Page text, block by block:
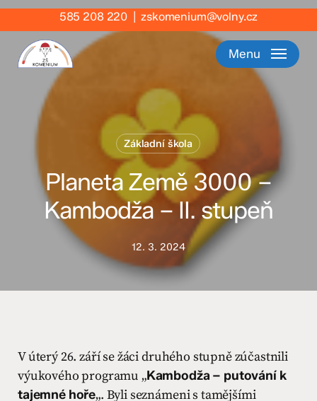
Skip
content
585 208 220 |zskomenium@volny.cz
Menu
Základní škola
Planeta Země 3000 –
Kambodža – II. stupeň
12. 3. 2024
V úterý 26. září se žáci druhého stupně zúčastnili
výukového programu „Kambodža – putování k
tajemné hoře„. Byli seznámeni s tamějšími